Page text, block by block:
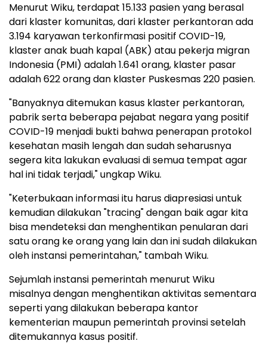
Menurut Wiku, terdapat 15.133 pasien yang berasal
dari klaster komunitas, dari klaster perkantoran ada
3.194 karyawan terkonfirmasi positif COVID-19,
klaster anak buah kapal (ABK) atau pekerja migran
Indonesia (PMI) adalah 1.641 orang, klaster pasar
adalah 622 orang dan klaster Puskesmas 220 pasien.
"Banyaknya ditemukan kasus klaster perkantoran,
pabrik serta beberapa pejabat negara yang positif
COVID-19 menjadi bukti bahwa penerapan protokol
kesehatan masih lengah dan sudah seharusnya
segera kita lakukan evaluasi di semua tempat agar
hal ini tidak terjadi," ungkap Wiku.
"Keterbukaan informasi itu harus diapresiasi untuk
kemudian dilakukan "tracing" dengan baik agar kita
bisa mendeteksi dan menghentikan penularan dari
satu orang ke orang yang lain dan ini sudah dilakukan
oleh instansi pemerintahan," tambah Wiku.
Sejumlah instansi pemerintah menurut Wiku
misalnya dengan menghentikan aktivitas sementara
seperti yang dilakukan beberapa kantor
kementerian maupun pemerintah provinsi setelah
ditemukannya kasus positif.